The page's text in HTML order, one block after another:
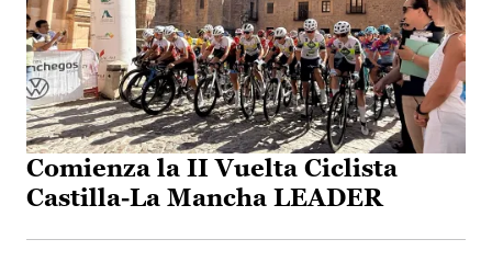
Comienza la II Vuelta Ciclista
Castilla-La Mancha LEADER